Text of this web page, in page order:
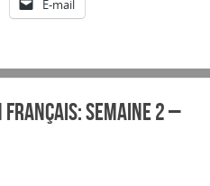
E-mail
Semaine 2 –